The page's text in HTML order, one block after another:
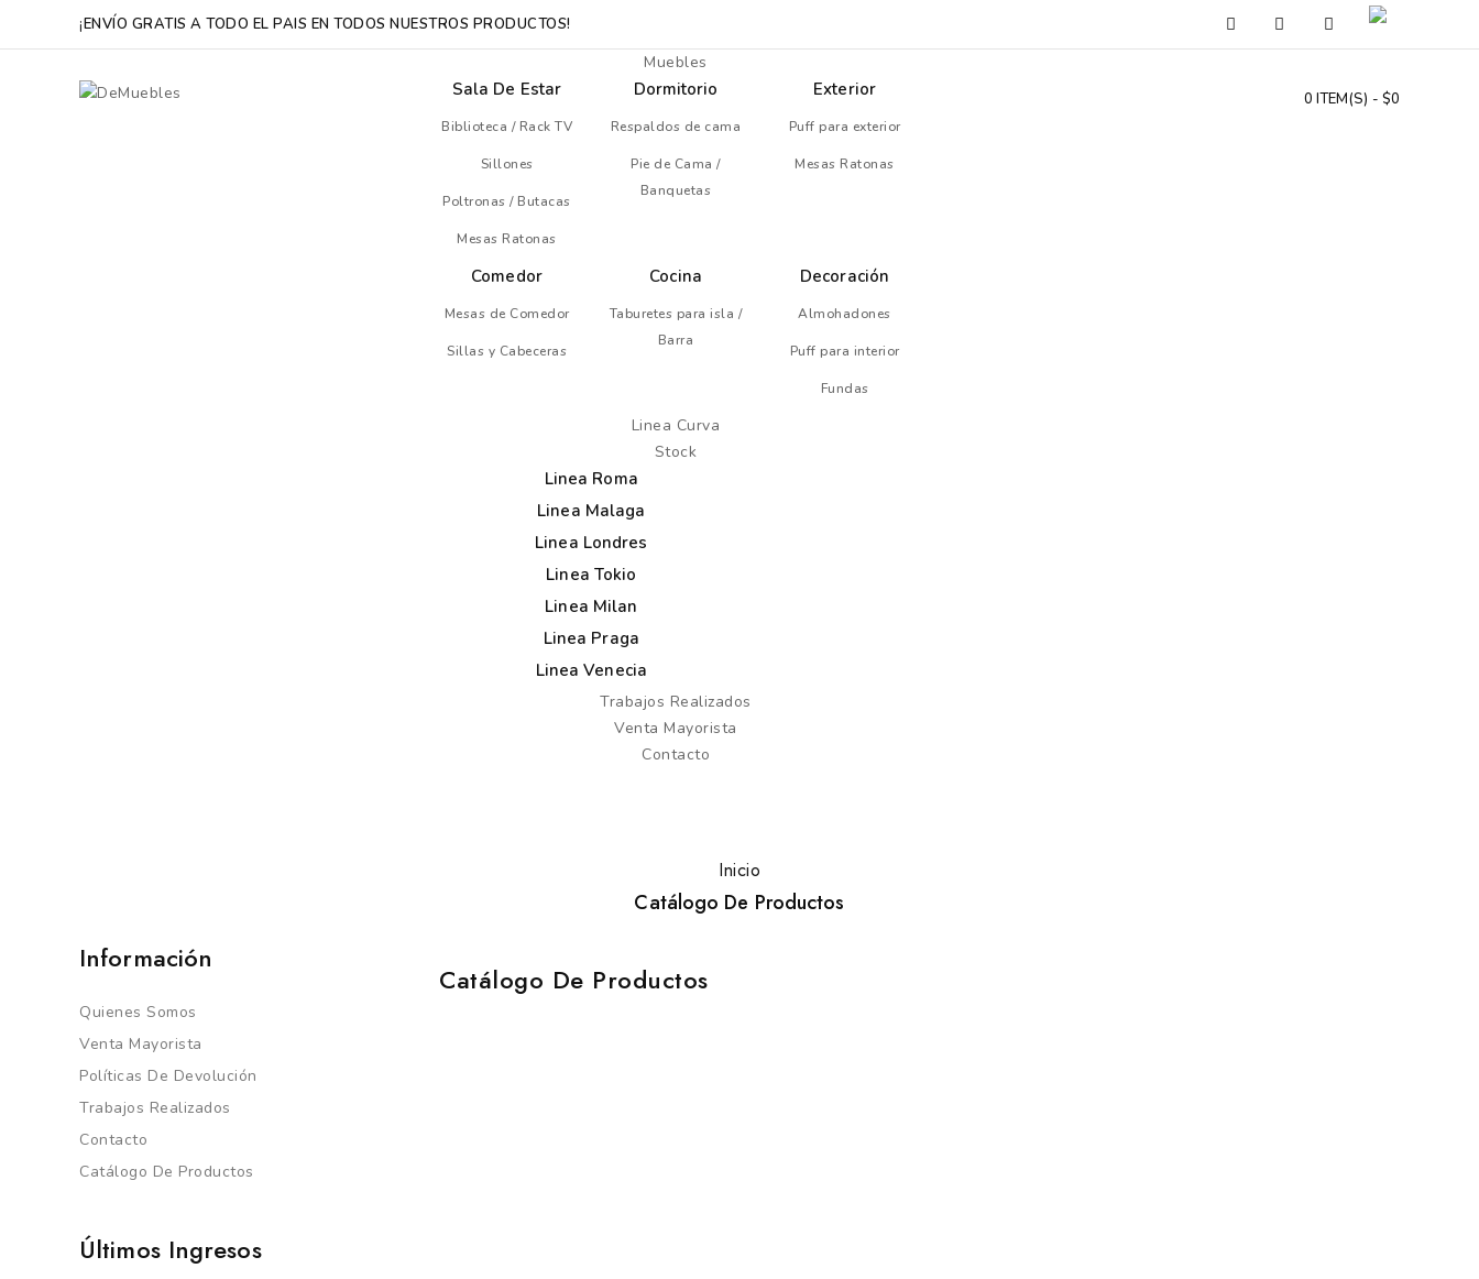
¡ENVÍO GRATIS A TODO EL PAIS EN TODOS NUESTROS PRODUCTOS!
Muebles
Sala De Estar
Biblioteca / Rack TV
Sillones
Poltronas / Butacas
Mesas Ratonas
Dormitorio
Respaldos de cama
Pie de Cama /
Banquetas
Exterior
Puff para exterior
Mesas Ratonas
Comedor
Mesas de Comedor
Sillas y Cabeceras
Cocina
Taburetes para isla /
Barra
Decoración
Almohadones
Puff para interior
Fundas
Linea Curva
Stock
Linea Roma
Linea Malaga
Linea Londres
Linea Tokio
Linea Milan
Linea Praga
Linea Venecia
Trabajos Realizados
Venta Mayorista
Contacto
0 ITEM(S) - $0
Inicio
Catálogo De Productos
Información
Quienes Somos
Venta Mayorista
Políticas De Devolución
Trabajos Realizados
Contacto
Catálogo De Productos
Últimos Ingresos
Catálogo De Productos